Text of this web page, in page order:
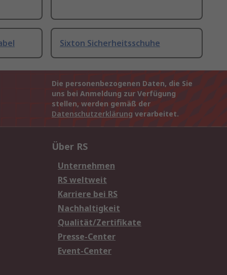
Sixton Sicherheitsschuhe
Die personenbezogenen Daten, die Sie
uns bei Anmeldung zur Verfügung
stellen, werden gemäß der
Datenschutzerklärung verarbeitet.
Über RS
Unternehmen
RS weltweit
Karriere bei RS
Nachhaltigkeit
Qualität/Zertifikate
Presse-Center
Event-Center